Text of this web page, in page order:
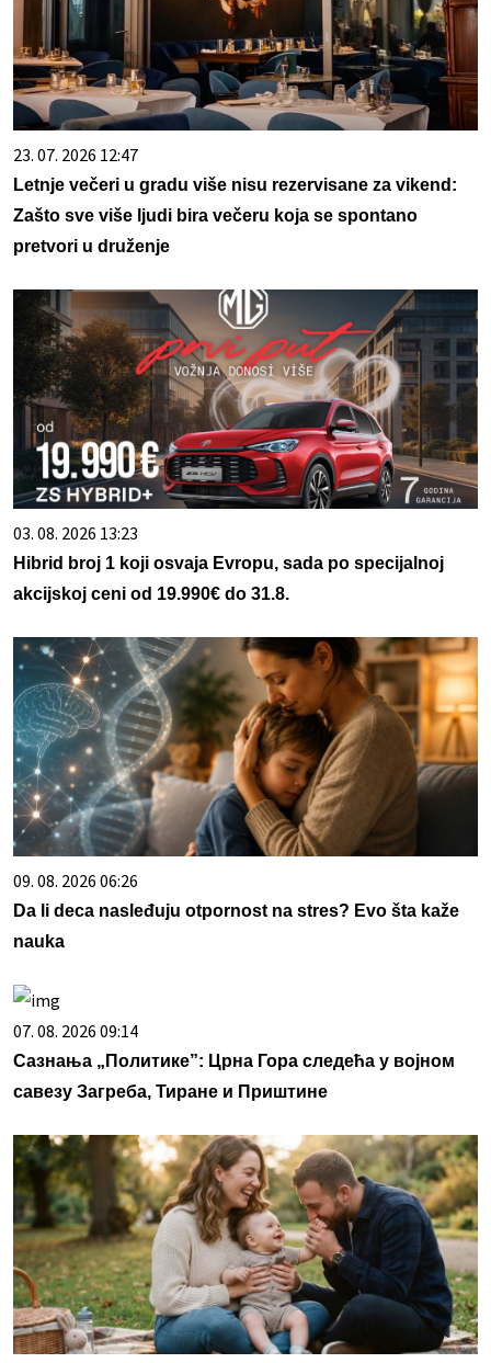
23. 07. 2026 12:47
Letnje večeri u gradu više nisu rezervisane za vikend:
Zašto sve više ljudi bira večeru koja se spontano
pretvori u druženje
03. 08. 2026 13:23
Hibrid broj 1 koji osvaja Evropu, sada po specijalnoj
akcijskoj ceni od 19.990€ do 31.8.
09. 08. 2026 06:26
Da li deca nasleđuju otpornost na stres? Evo šta kaže
nauka
07. 08. 2026 09:14
Сазнања „Политике”: Црна Гора следећа у војном
савезу Загреба, Тиране и Приштине